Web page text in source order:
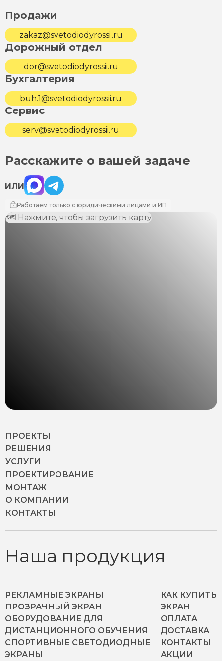
Продажи
zakaz@svetodiodyrossii.ru
Дорожный отдел
dor@svetodiodyrossii.ru
Бухгалтерия
buh.1@svetodiodyrossii.ru
Сервис
serv@svetodiodyrossii.ru
Расскажите о вашей задаче
ИЛИ
Max Telegram
Работаем только с юридическими лицами и ИП
🗺 Нажмите, чтобы загрузить карту
ПРОЕКТЫ
РЕШЕНИЯ
УСЛУГИ
ПРОЕКТИРОВАНИЕ
МОНТАЖ
О КОМПАНИИ
КОНТАКТЫ
Наша продукция
РЕКЛАМНЫЕ ЭКРАНЫ
ПРОЗРАЧНЫЙ ЭКРАН
ОБОРУДОВАНИЕ ДЛЯ
ДИСТАНЦИОННОГО ОБУЧЕНИЯ
СПОРТИВНЫЕ СВЕТОДИОДНЫЕ
ЭКРАНЫ
КАК КУПИТЬ
ЭКРАН
ОПЛАТА
ДОСТАВКА
КОНТАКТЫ
АКЦИИ